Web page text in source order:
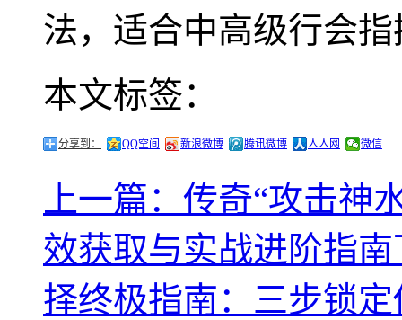
法，适合中高级行会
本文标签：
分享到： QQ空间 新浪微博 腾讯微博 人人网 微信
上一篇：传奇“攻击神
效获取与实战进阶指南
择终极指南：三步锁